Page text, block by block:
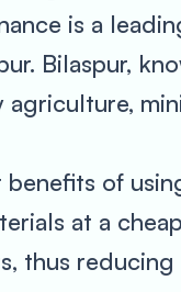
is a
Bilaspur,
of
at a
thus